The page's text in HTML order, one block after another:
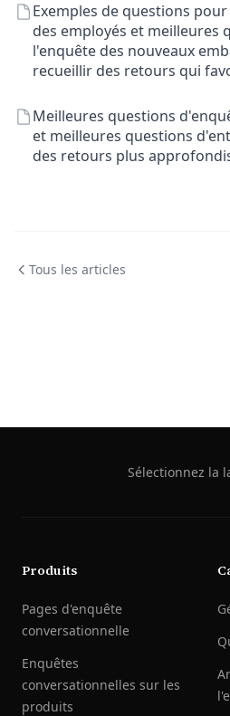
Exemples de questions
des employés et meilleures
l'enquête des nouveaux
recueillir des retours qui
Meilleures questions
et meilleures questions
des retours plus
Tous les articles
Sélectionnez la
Produits
Pages d'enquête
conversationnelle
Enquêtes
conversationnelles sur les
produits